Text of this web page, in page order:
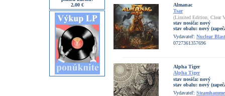
2,00 €
Almanac
Tsar
(Limited Edition, Clear
stav nosiča: nový
stav obalu: nový
Vydavateľ: Nuclear Blast
0727361357696
Alpha Tiger
Alpha Tiger
stav nosiča: nový
stav obalu: nový
Vydavateľ: